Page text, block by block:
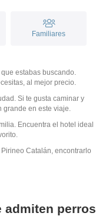
Familiares
estabas buscando.
al mejor precio.
Si te gusta caminar y
en este viaje.
Encuentra el hotel ideal
Catalán, encontrarlo
admiten perros